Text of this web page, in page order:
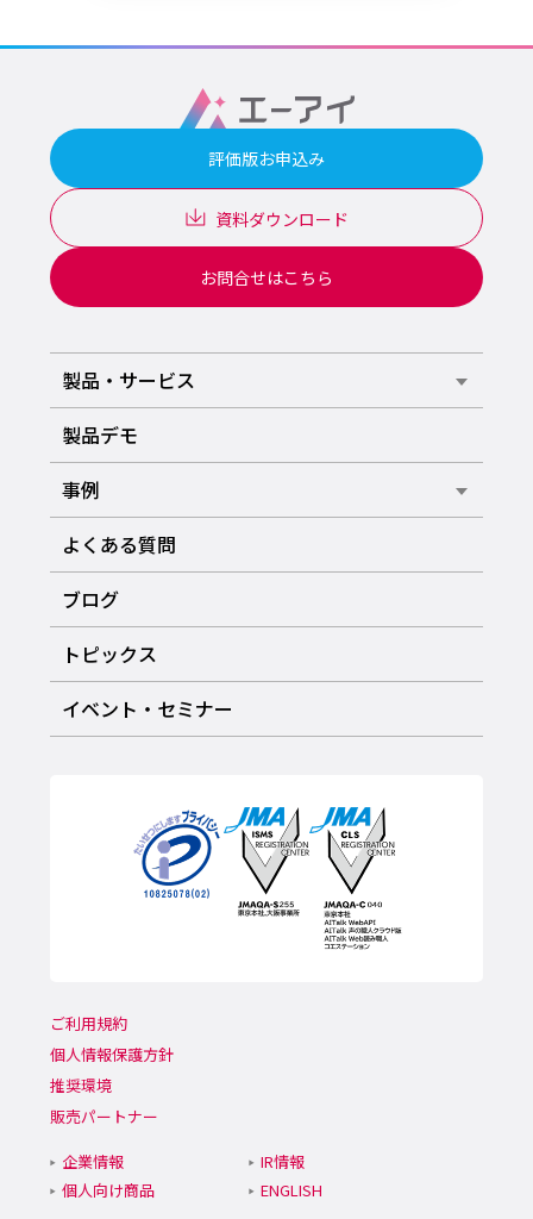
評価版お申込み
資料ダウンロード
お問合せはこちら
製品・サービス
製品デモ
事例
よくある質問
ブログ
トピックス
イベント・セミナー
ご利用規約
個人情報保護方針
推奨環境
販売パートナー
企業情報
IR情報
個人向け商品
ENGLISH